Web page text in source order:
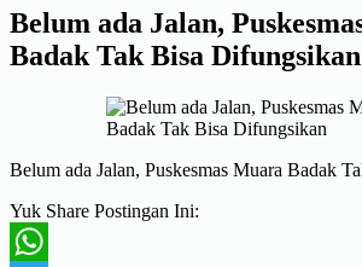
Belum ada Jalan,
Badak Tak Bisa Difungsikan
Belum ada Jalan, Puskesmas Muara Badak
Yuk Share Postingan Ini: